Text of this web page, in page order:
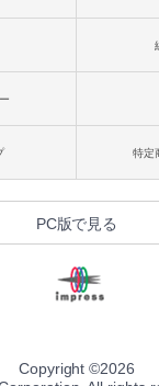
特定
PC版で見る
Copyright ©2026